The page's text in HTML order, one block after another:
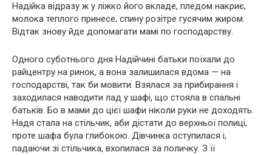
Надійка відразу ж у ліжко його вкладе, пледом накриє,
молока теплого принесе, спину розітре гусячим жиром.
Відтак знову йде допомагати мамі по господарству.
Одного суботнього дня Надійчині батьки поїхали до
райцентру на ринок, а вона залишилася вдома — на
господарстві, так би мовити. Взялася за прибирання і
заходилася наводити лад у шафі, що стояла в спальні
батьків. Бо в мами до цієї шафи ніколи руки не доходять.
Надя стала на стільчик, аби дістати до верхньої полиці,
проте шафа була глибокою. Дівчинка оступилася і,
падаючи зі стільчика, вхопилася за поличку. З її